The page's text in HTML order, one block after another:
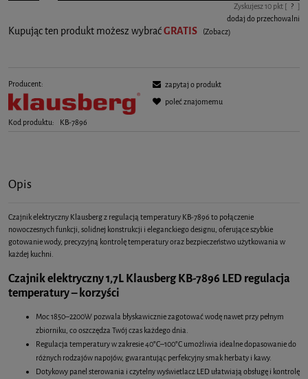
Zyskujesz10 pkt [ ? ]
dodaj do przechowalni
Kupując ten produkt możesz wybraćGRATIS (Zobacz)
Producent:
Kod produktu: KB-7896
zapytaj o produkt
poleć znajomemu
Opis
Czajnik elektryczny Klausberg z regulacją temperatury KB-7896 to połączenie
nowoczesnych funkcji, solidnej konstrukcji i eleganckiego designu, oferujące szybkie
gotowanie wody, precyzyjną kontrolę temperatury oraz bezpieczeństwo użytkowania w
każdej kuchni.
Czajnik elektryczny 1,7L Klausberg KB-7896 LED regulacja
temperatury – korzyści
Moc 1850–2200W pozwala błyskawicznie zagotować wodę nawet przy pełnym
zbiorniku, co oszczędza Twój czas każdego dnia.
Regulacja temperatury w zakresie 40°C–100°C umożliwia idealne dopasowanie do
różnych rodzajów napojów, gwarantując perfekcyjny smak herbaty i kawy.
Dotykowy panel sterowania i czytelny wyświetlacz LED ułatwiają obsługę i kontrolę